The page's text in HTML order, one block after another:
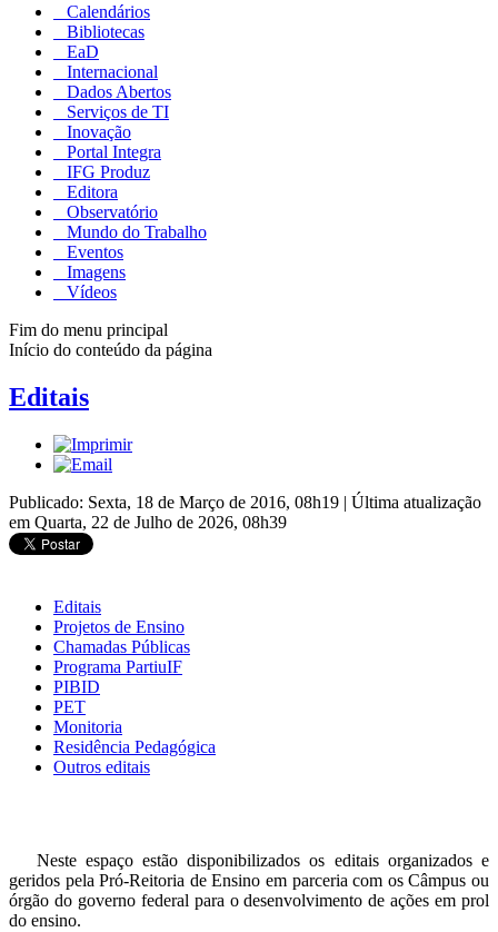
Calendários
Bibliotecas
EaD
Internacional
Dados Abertos
Serviços de TI
Inovação
Portal Integra
IFG Produz
Editora
Observatório
Mundo do Trabalho
Eventos
Imagens
Vídeos
Fim do menu principal
Início do conteúdo da página
Editais
Publicado: Sexta, 18 de Março de 2016, 08h19 | Última atualização
em Quarta, 22 de Julho de 2026, 08h39
Editais
Projetos de Ensino
Chamadas Públicas
Programa PartiuIF
PIBID
PET
Monitoria
Residência Pedagógica
Outros editais
Neste espaço estão disponibilizados os editais organizados e
geridos pela Pró-Reitoria de Ensino em parceria com os Câmpus ou
órgão do governo federal para o desenvolvimento de ações em prol
do ensino.